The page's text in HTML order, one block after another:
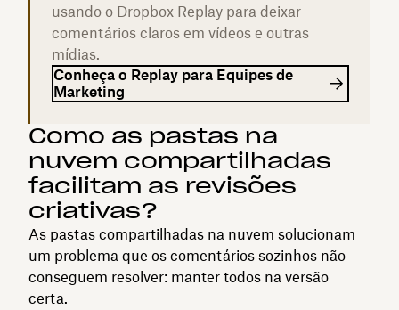
usando o Dropbox Replay para deixar
comentários claros em vídeos e outras
mídias.
Conheça o Replay para Equipes de
Marketing
Como as pastas na
nuvem compartilhadas
facilitam as revisões
criativas?
As pastas compartilhadas na nuvem solucionam
um problema que os comentários sozinhos não
conseguem resolver: manter todos na versão
certa.